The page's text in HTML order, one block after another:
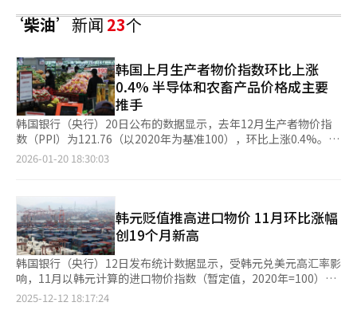
‘柴油’新闻23个
韩国上月生产者物价指数环比上涨
0.4% 半导体和农畜产品价格成主要
推手
韩国银行（央行）20日公布的数据显示，去年12月生产者物价指
数（PPI）为121.76（以2020年为基准100），环比上涨0.4%。这
是继去年9月上升0.4%后，连续第4个月呈现增长态势。 生产者物
变化会在1至3个月后传导至消费端。 分类来看，受农产品
（5.8%）和水产品（2.3%）价格上涨带动，农林水产品整体上涨
3.4%。在工业品中，包含半导体在内的计算机、电子及光学设备
价格上涨2.3%，一次金属制品价格上涨1.1%，成为推高生产者物
价的主要因素。服务业价格环比上涨0.2%，其中金融保险服务
（0.7%）以及餐饮住宿服务（0.4%）涨幅居前。 具体品类方面，
苹果（19.8%）、柑橘（12.9%）、鸡肉（7.2%）、鱿鱼
（6.1%）、DRAM（15.1%）、闪存（6%）以及铜初级精炼品
2026-01-20 18:30:03
韩元贬值推高进口物价 11月环比涨幅
创19个月新高
韩国银行（央行）12日发布统计数据显示，受韩元兑美元高汇率影
响，11月以韩元计算的进口物价指数（暂定值，2020年=100）升
至141.82，较10月（138.19）上涨2.6%。涨幅为去年4月以来最
2025-12-12 18:17:24